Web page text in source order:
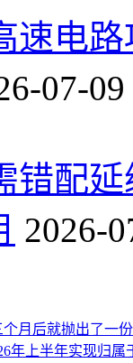
速电
07-09
错配
2026-
月后就抛出了一
年上半年实现归